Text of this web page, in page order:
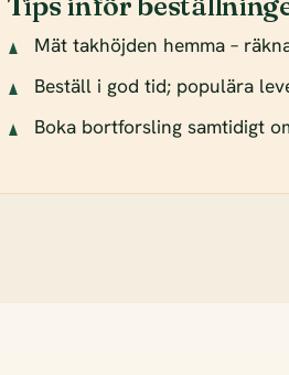
Mät takhöjden hemma –
Beställ i god tid; populära
Boka bortforsling samtidigt